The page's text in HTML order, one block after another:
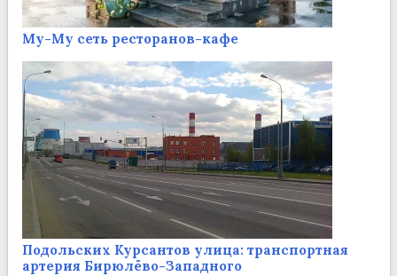
Му-Му сеть ресторанов-кафе
Подольских Курсантов улица: транспортная
артерия Бирюлёво-Западного